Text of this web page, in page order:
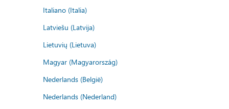
Italiano (Italia)
Latviešu (Latvija)
Lietuvių (Lietuva)
Magyar (Magyarország)
Nederlands (België)
Nederlands (Nederland)